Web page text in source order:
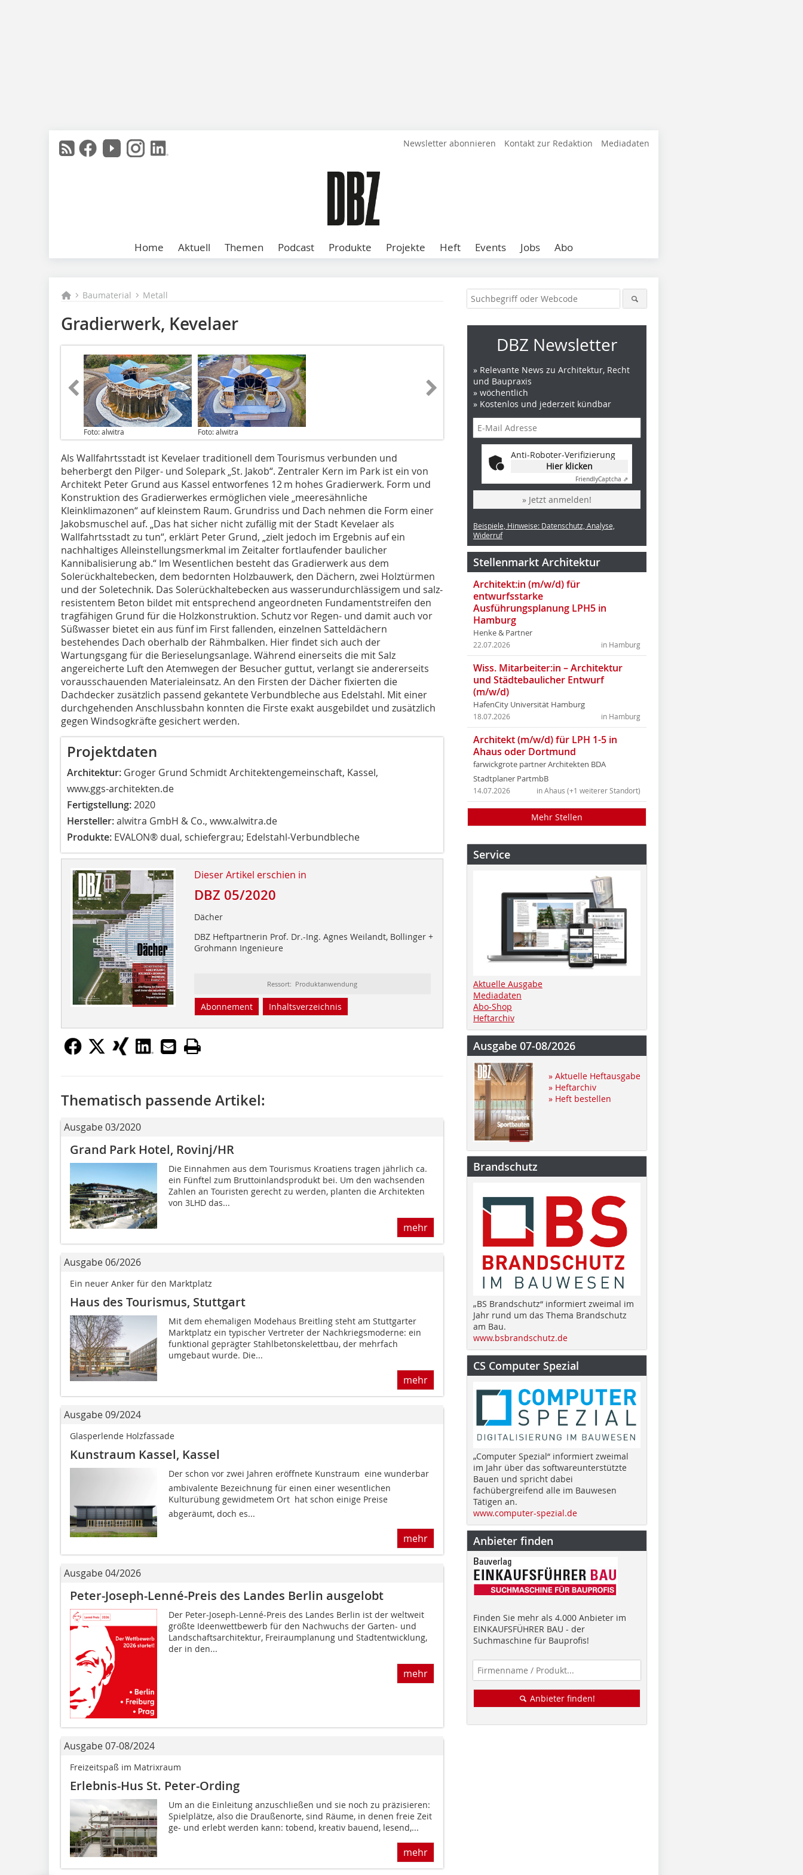
Newsletter abonnieren Kontakt zur Redaktion Mediadaten
Home Aktuell Themen Podcast Produkte Projekte Heft Events Jobs Abo
Baumaterial Metall
Gradierwerk, Kevelaer
Foto: alwitra Foto: alwitra
Als Wallfahrtsstadt ist Kevelaer traditionell dem Tourismus verbunden und
beherbergt den Pilger- und Solepark „St. Jakob“. Zentraler Kern im Park ist ein von
Architekt Peter Grund aus Kassel entworfenes 12 m hohes Gradierwerk. Form und
Konstruktion des Gradierwerkes ermöglichen viele „meeresähnliche
Kleinklimazonen“ auf kleinstem Raum. Grundriss und Dach nehmen die Form einer
Jakobsmuschel auf. „Das hat sicher nicht zufällig mit der Stadt Kevelaer als
Wallfahrtsstadt zu tun“, erklärt Peter Grund, „zielt jedoch im Ergebnis auf ein
nachhaltiges Alleinstellungsmerkmal im Zeitalter fortlaufender baulicher
Kannibalisierung ab.“ Im Wesentlichen besteht das Gradierwerk aus dem
Solerückhaltebecken, dem bedornten Holzbauwerk, den Dächern, zwei Holztürmen
und der Soletechnik. Das Solerückhaltebecken aus wasserundurchlässigem und salz­
resistentem Beton bildet mit entsprechend angeordneten Fundamentstreifen den
tragfähigen Grund für die Holzkonstruktion. Schutz vor Regen- und damit auch vor
Süßwasser bietet ein aus fünf im First fallenden, einzelnen Sattel­dächern
bestehendes Dach oberhalb der Rähmbalken. Hier findet sich auch der
Wartungsgang für die Berieselungsanlage. Während einerseits die mit Salz
angereicherte Luft den Atemwegen der Besucher guttut, verlangt sie andererseits
vorausschauenden Materialeinsatz. An den Firsten der Dächer fixierten die
Dachdecker zusätzlich passend gekantete Verbundbleche aus Edelstahl. Mit einer
durchgehenden Anschlussbahn konnten die Firste exakt ausgebildet und zusätzlich
gegen Windsogkräfte gesichert werden.
Projektdaten
Architektur: Groger Grund Schmidt Architektengemeinschaft, Kassel,
www.ggs-architekten.de
Fertigstellung:2020
Hersteller:alwitra GmbH & Co., www.alwitra.de
Produkte: EVALON® dual, schiefergrau; Edelstahl-Verbundbleche
Dieser Artikel erschien in
DBZ 05/2020
Dächer
DBZ Heftpartnerin Prof. Dr.-Ing. Agnes Weilandt, Bollinger +
Grohmann Ingenieure
Ressort: Produktanwendung
Abonnement Inhaltsverzeichnis
Thematisch passende Artikel:
Ausgabe 03/2020
Grand Park Hotel, Rovinj/HR
Die Einnahmen aus dem Tourismus Kroatiens tragen jährlich ca.
ein Fünftel zum Bruttoinlandsprodukt bei. Um den wachsenden
Zahlen an Touristen gerecht zu werden, planten die Architekten
von 3LHD das...
mehr
Ausgabe 06/2026
Ein neuer Anker für den Marktplatz
Haus des Tourismus, Stuttgart
Mit dem ehemaligen Modehaus Breitling steht am Stuttgarter
Marktplatz ein typischer Vertreter der Nachkriegsmoderne: ein
funktional geprägter Stahlbetonskelettbau, der mehrfach
umgebaut wurde. Die...
mehr
Ausgabe 09/2024
Glasperlende Holzfassade
Kunstraum Kassel, Kassel
Der schon vor zwei Jahren eröffnete Kunstraum  eine wunderbar
ambivalente Bezeichnung für einen einer wesentlichen
Kulturübung gewidmetem Ort  hat schon einige Preise
abgeräumt, doch es...
mehr
Ausgabe 04/2026
Peter-Joseph-Lenné-Preis des Landes Berlin ausgelobt
Der Peter-Joseph-Lenné-Preis des Landes Berlin ist der weltweit
größte Ideenwettbewerb für den Nachwuchs der Garten- und
Landschaftsarchitektur, Freiraumplanung und Stadtentwicklung,
der in den...
mehr
Ausgabe 07-08/2024
Freizeitspaß im Matrixraum
Erlebnis-Hus St. Peter-Ording
Um an die Einleitung anzuschließen und sie noch zu präzisieren:
Spielplätze, also die Draußenorte, sind Räume, in denen freie Zeit
ge- und erlebt werden kann: tobend, kreativ bauend, lesend,...
mehr
DBZ Newsletter
» Relevante News zu Architektur, Recht
und Baupraxis
» wöchentlich
» Kostenlos und jederzeit kündbar
Anti-Roboter-Verifizierung
Hier klicken
FriendlyCaptcha ⇗
» Jetzt anmelden!
Beispiele, Hinweise: Datenschutz, Analyse,
Widerruf
Stellenmarkt Architektur
Architekt:in (m/w/d) für
entwurfsstarke
Ausführungsplanung LPH5 in
Hamburg
Henke & Partner
in Hamburg
22.07.2026
Wiss. Mitarbeiter:in – Architektur
und Städtebaulicher Entwurf
(m/w/d)
HafenCity Universität Hamburg
in Hamburg
18.07.2026
Architekt (m/w/d) für LPH 1-5 in
Ahaus oder Dortmund
farwickgrote partner Architekten BDA
Stadtplaner PartmbB
in Ahaus (+1 weiterer Standort)
14.07.2026
Mehr Stellen
Service
Aktuelle Ausgabe
Mediadaten
Abo-Shop
Heftarchiv
Ausgabe 07-08/2026
» Aktuelle Heftausgabe
» Heftarchiv
» Heft bestellen
Brandschutz
„BS Brandschutz“ informiert zweimal im
Jahr rund um das Thema Brandschutz
am Bau.
www.bsbrandschutz.de
CS Computer Spezial
„Computer Spezial“ informiert zweimal
im Jahr über das softwareunterstützte
Bauen und spricht dabei
fachübergreifend alle im Bauwesen
Tätigen an.
www.computer-spezial.de
Anbieter finden
Finden Sie mehr als 4.000 Anbieter im
EINKAUFSFÜHRER BAU - der
Suchmaschine für Bauprofis!
Anbieter finden!